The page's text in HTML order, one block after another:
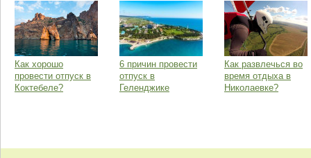
Как хорошо
провести отпуск в
Коктебеле?
6 причин провести
отпуск в
Геленджике
Как развлечься во
время отдыха в
Николаевке?